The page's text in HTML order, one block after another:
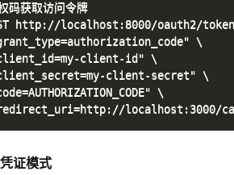
获取访问令牌
http://localhost:8000/oauth2/
\
client-id" \
client-secret" \
\
证模式